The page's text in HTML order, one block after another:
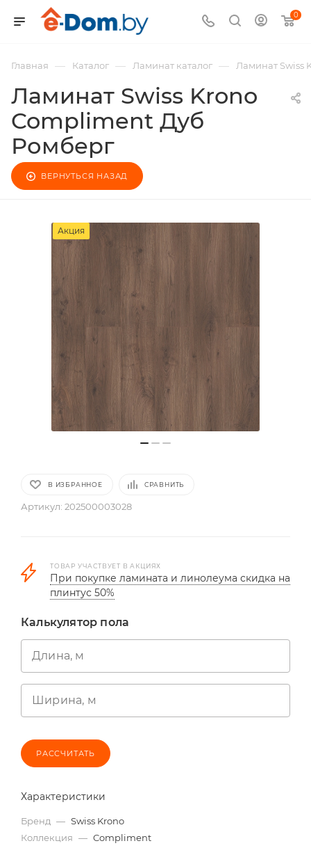
0
Главная — Каталог — Ламинат каталог — Ламинат Swiss
Ламинат Swiss Krono
Compliment Дуб
Ромберг
ВЕРНУТЬСЯ НАЗАД
Акция
В ИЗБРАННОЕ СРАВНИТЬ
Артикул: 202500003028
ТОВАР УЧАСТВУЕТ В АКЦИЯХ
При покупке ламината и линолеума скидка на
плинтус 50%
Калькулятор пола
Длина, м
Ширина, м
РАССЧИТАТЬ
Характеристики
Бренд — Swiss Krono
Коллекция — Compliment